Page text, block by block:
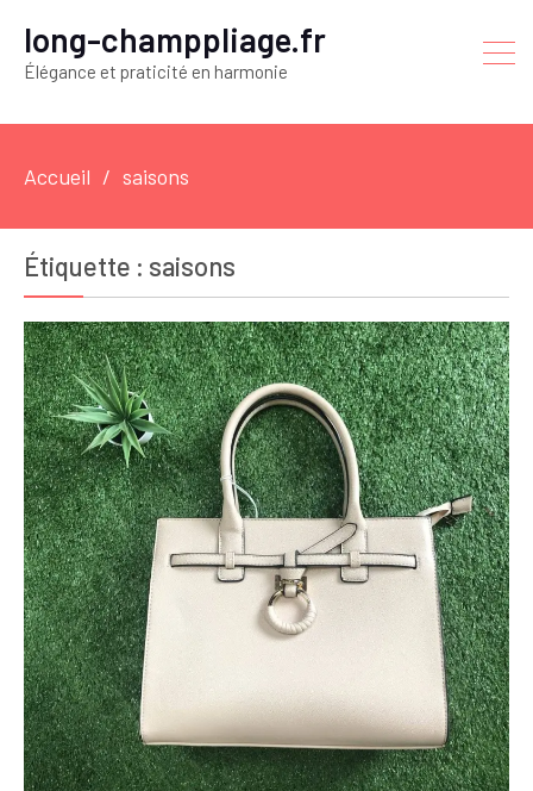
long-champpliage.fr
Élégance et praticité en harmonie
Accueil saisons
Étiquette : saisons